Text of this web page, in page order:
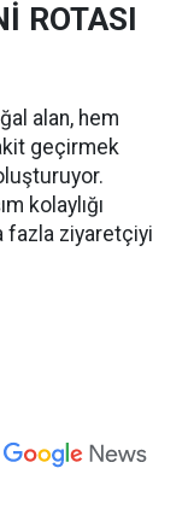
ROTASI
alan, hem
geçirmek
kolaylığı
fazla ziyaretçiyi